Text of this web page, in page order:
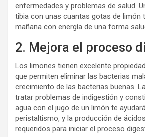
enfermedades y problemas de salud.
tibia con unas cuantas gotas de limón
mañana con energía de una forma
2. Mejora el proceso
Los limones tienen excelente
que permiten eliminar las bacterias
crecimiento de las bacterias buenas.
tratar problemas de indigestión y
agua con el jugo de un limón te
peristaltismo, y la producción de
requeridos para iniciar el proceso